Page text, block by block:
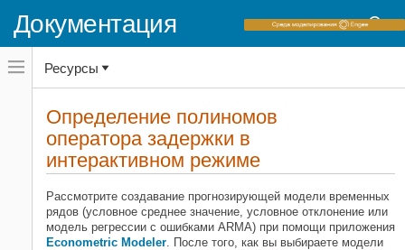
Документация
Переключатель
навигационного
меню
переключатель
навигационного
Econometrics Toolbox
Модели регрессии временных рядов
Автокоррелируемые и воздействия
Heteroscedastic
Econometrics Toolbox
Условные средние модели
Ресурсы
Определение полиномов
оператора задержки в
интерактивном режиме
Рассмотрите создавание прогнозирующей модели временных
рядов (условное среднее значение, условное отклонение или
модель регрессии с ошибками ARMA) при помощи приложения
Econometric Modeler. После того, как вы выбираете модели